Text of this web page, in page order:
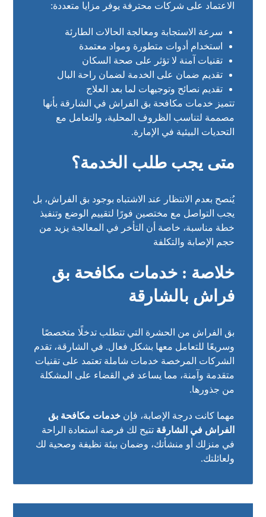
الاعتماد على شركات محترفة يوفر مزايا متعددة:
سرعة الاستجابة ومعالجة الحالات الطارئة
استخدام أدوات متطورة ومواد معتمدة
تقنيات آمنة لا تؤثر على صحة السكان
تقديم ضمان على الخدمة لضمان راحة البال
تقديم نصائح وتوجيهات لما بعد العلاج
تتميز خدمات مكافحة بق الفراش في الشارقة بأنها
مصممة لتناسب الظروف المحلية، والتعامل مع
التحديات البيئية في الإمارة.
متى يجب طلب الخدمة؟
يُنصح بعدم الانتظار عند الاشتباه بوجود بق الفراش، بل
يجب التواصل مع مختصين فورًا لتقييم الوضع وتنفيذ
خطة مناسبة، خاصة أن التأخر في المعالجة يزيد من
حجم الإصابة والتكلفة
خلاصة : خدمات مكافحة بق
فراش بالشارقة
بق الفراش من الحشرة التي تتطلب تدخلًا متخصصًا
وسريعًا للتعامل معها بشكل فعال. في الشارقة، تقدم
الشركات المرخصة خدمات شاملة تعتمد على تقنيات
متقدمة وآمنة، مما يساعد في القضاء على المشكلة
من جذورها.
مهما كانت درجة الإصابة، فإنخدمات مكافحة بق
الفراش في الشارقة تتيح لك فرصة استعادة الراحة
في منزلك أو منشأتك، وضمان بيئة نظيفة وصحية لك
ولعائلتك.